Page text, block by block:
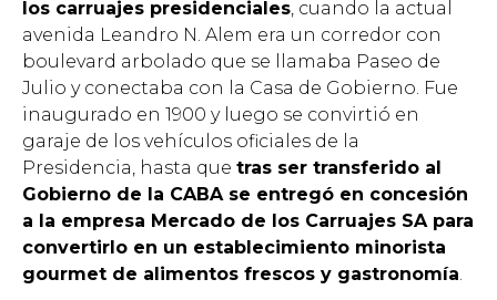
los carruajes presidenciales , cuando la actual
avenida Leandro N. Alem era un corredor con
boulevard arbolado que se llamaba Paseo de
Julio y conectaba con la Casa de Gobierno. Fue
inaugurado en 1900 y luego se convirtió en
garaje de los vehículos oficiales de la
Presidencia, hasta que tras ser transferido al
Gobierno de la CABA se entregó en concesión
a la empresa Mercado de los Carruajes SA para
convertirlo en un establecimiento minorista
gourmet de alimentos frescos y gastronomía